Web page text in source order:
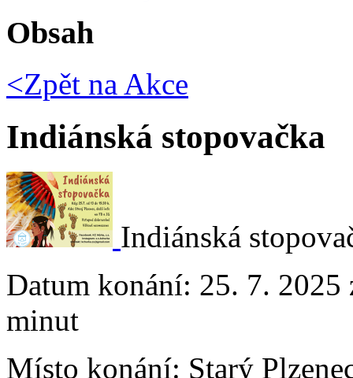
Obsah
<Zpět na Akce
Indiánská stopovačka
Indiánská
Datum konání: 25. 7. 2025
minut
Místo konání: Starý